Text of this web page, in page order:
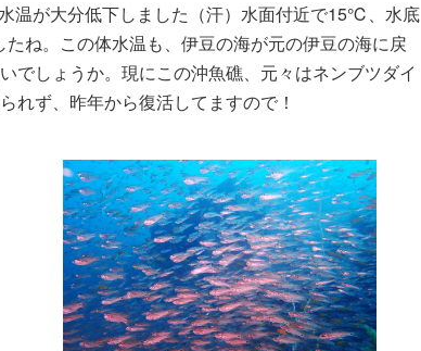
温が大分低下しました（汗）水面付近で15℃、水底
ね。この体水温も、伊豆の海が元の伊豆の海に戻
でしょうか。現にこの沖魚礁、元々はネンブツダイ
れず、昨年から復活してますので！